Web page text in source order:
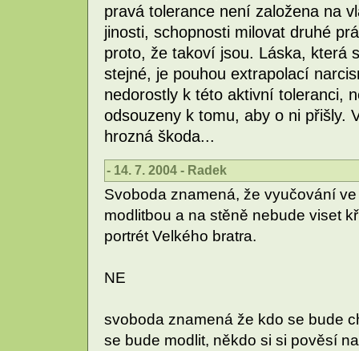
pravá tolerance není založena na
jinosti, schopnosti milovat druhé
proto, že takoví jsou. Láska, která
stejné, je pouhou extrapolací
nedorostly k této aktivní toleranci,
odsouzeny k tomu, aby o ni přišly.
hrozná škoda...
- 14. 7. 2004 - Radek
Svoboda znamená, že vyučování
modlitbou a na stěně nebude viset
portrét Velkého bratra.
NE
svoboda znamená že kdo se bude
se bude modlit, někdo si si pověsí